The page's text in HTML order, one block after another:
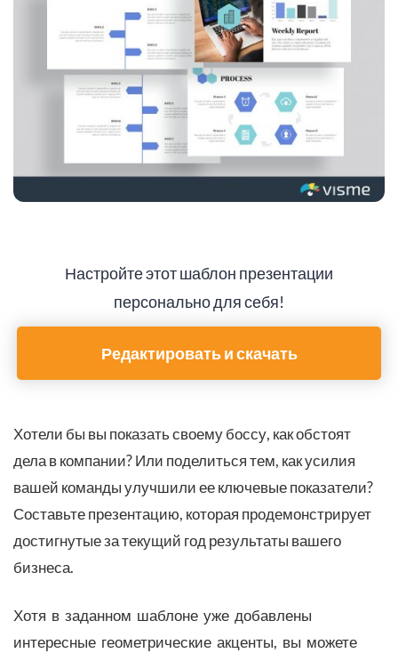
Настройте этот шаблон презентации
персонально для себя!
Редактировать и скачать
Хотели бы вы показать своему боссу, как обстоят
дела в компании? Или поделиться тем, как усилия
вашей команды улучшили ее ключевые показатели?
Составьте презентацию, которая продемонстрирует
достигнутые за текущий год результаты вашего
бизнеса.
Хотя в заданном шаблоне уже добавлены
интересные геометрические акценты, вы можете